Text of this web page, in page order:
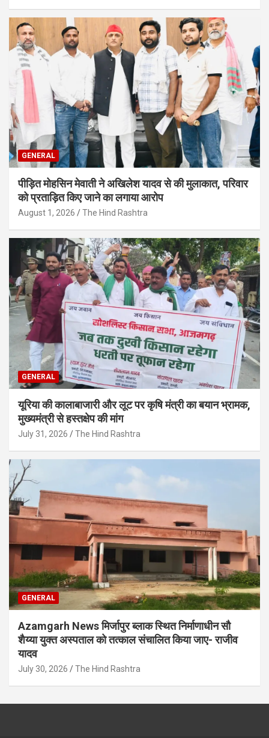
GENERAL
पीड़ित मोहसिन मेवाती ने अखिलेश यादव से की मुलाकात, परिवार
को प्रताड़ित किए जाने का लगाया आरोप
August 1, 2026 The Hind Rashtra
GENERAL
यूरिया की कालाबाजारी और लूट पर कृषि मंत्री का बयान भ्रामक,
मुख्यमंत्री से हस्तक्षेप की मांग
July 31, 2026 The Hind Rashtra
GENERAL
Azamgarh News मिर्जापुर ब्लाक स्थित निर्माणाधीन सौ
शैय्या युक्त अस्पताल को तत्काल संचालित किया जाए- राजीव
यादव
July 30, 2026 The Hind Rashtra